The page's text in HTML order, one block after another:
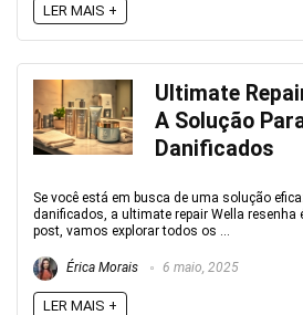
LER MAIS +
Ultimate
A Solução
Danificados
Se você está em busca de uma solução
danificados, a ultimate repair Wella resenha
post, vamos explorar todos os ...
Érica Morais 6 maio, 2025
LER MAIS +